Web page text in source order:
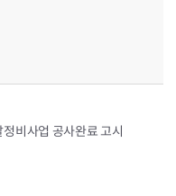
비사업 공사완료 고시